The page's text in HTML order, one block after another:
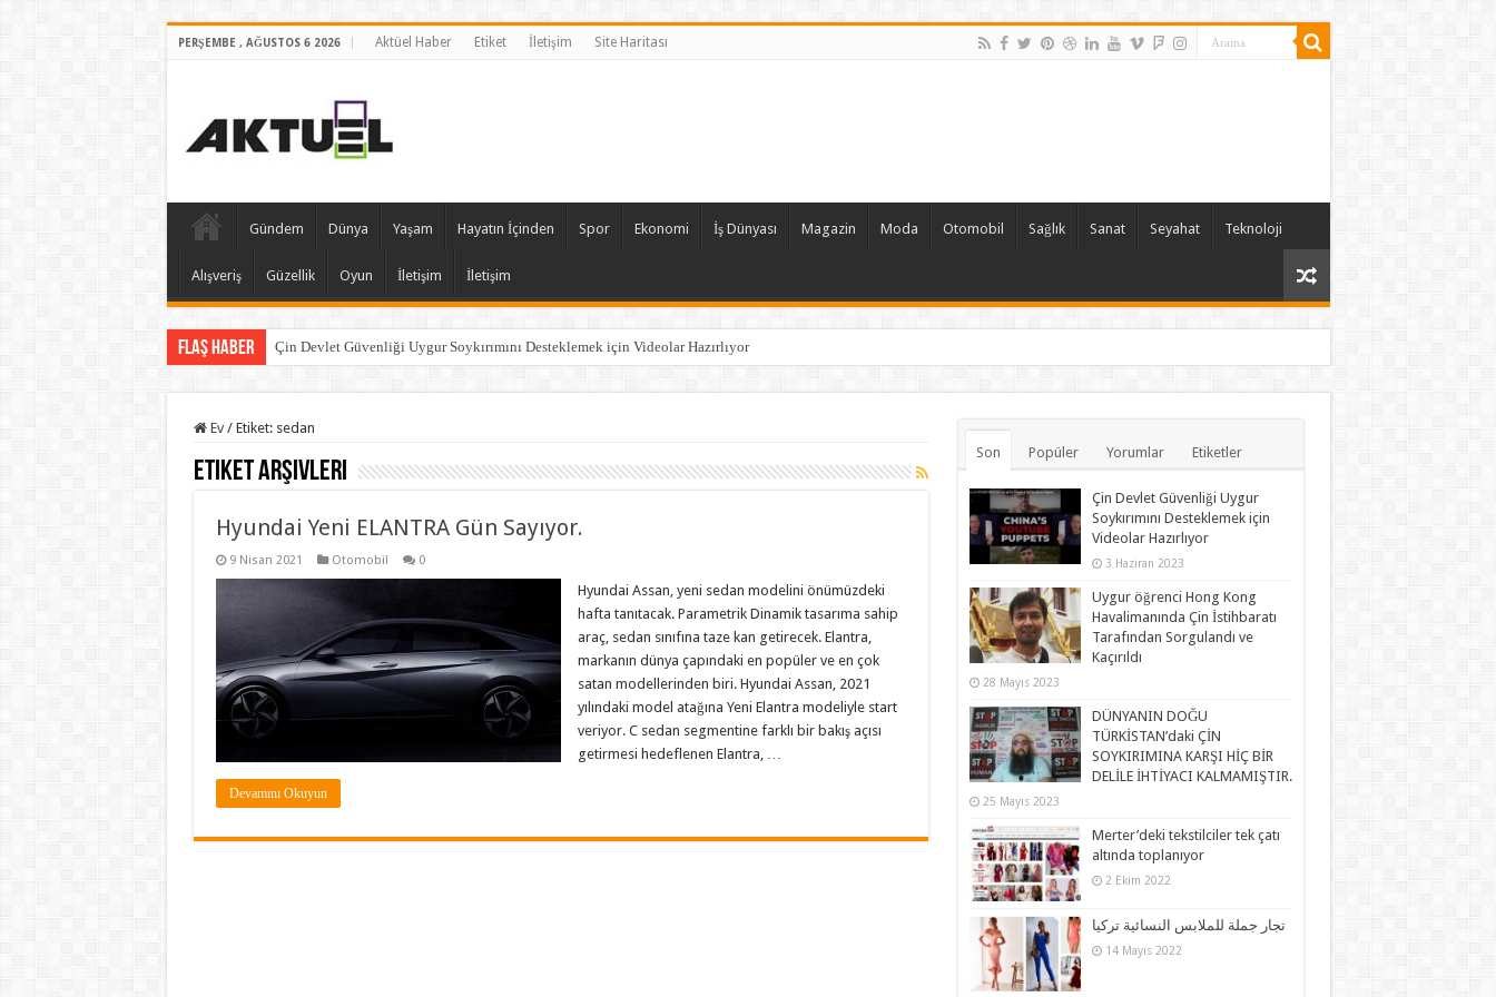
PERŞEMBE , AĞUSTOS 6 2026 Aktüel Haber Etiket İletişim Site Haritası
Gündem Dünya Yaşam Hayatın İçinden Spor Ekonomi İş Dünyası Magazin Moda Otomobil Sağlık Sanat Seyahat Teknoloji
Alışveriş Güzellik Oyun İletişim İletişim
Flaş Haber Çin Devlet Güvenliği Uygur Soykırımını Desteklemek için Videolar Hazırlıyor
Ev / Etiket: sedan
Etiket Arşivleri
Hyundai Yeni ELANTRA Gün Sayıyor.
9 Nisan 2021 Otomobil 0
Hyundai Assan, yeni sedan modelini önümüzdeki
hafta tanıtacak. Parametrik Dinamik tasarıma sahip
araç, sedan sınıfına taze kan getirecek. Elantra,
markanın dünya çapındaki en popüler ve en çok
satan modellerinden biri. Hyundai Assan, 2021
yılındaki model atağına Yeni Elantra modeliyle start
veriyor. C sedan segmentine farklı bir bakış açısı
getirmesi hedeflenen Elantra, …
Devamını Okuyun
Son Popüler Yorumlar Etiketler
Çin Devlet Güvenliği Uygur
Soykırımını Desteklemek için
Videolar Hazırlıyor
3 Haziran 2023
Uygur öğrenci Hong Kong
Havalimanında Çin İstihbaratı
Tarafından Sorgulandı ve
Kaçırıldı
28 Mayıs 2023
DÜNYANIN DOĞU
TÜRKİSTAN’daki ÇİN
SOYKIRIMINA KARŞI HİÇ BİR
DELİLE İHTİYACI KALMAMIŞTIR.
25 Mayıs 2023
Merter’deki tekstilciler tek çatı
altında toplanıyor
2 Ekim 2022
تجار جملة للملابس النسائية تركيا
14 Mayıs 2022